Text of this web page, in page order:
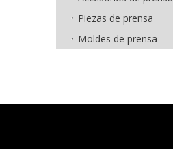
Piezas de prensa
Moldes de prensa